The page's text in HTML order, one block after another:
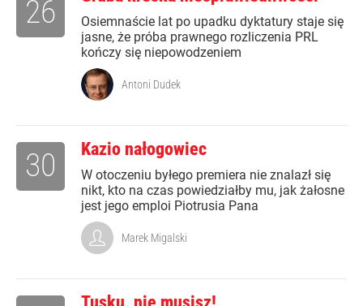
Osiemnaście lat po upadku dyktatury staje się
jasne, że próba prawnego rozliczenia PRL
kończy się niepowodzeniem
26
Antoni Dudek
Kazio nałogowiec
W otoczeniu byłego premiera nie znalazł się
nikt, kto na czas powiedziałby mu, jak żałosne
jest jego emploi Piotrusia Pana
30
Marek Migalski